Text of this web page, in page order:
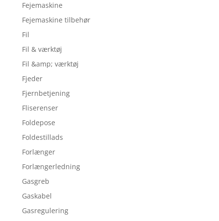
Fejemaskine
Fejemaskine tilbehør
Fil
Fil & værktøj
Fil &amp; værktøj
Fjeder
Fjernbetjening
Fliserenser
Foldepose
Foldestillads
Forlænger
Forlængerledning
Gasgreb
Gaskabel
Gasregulering